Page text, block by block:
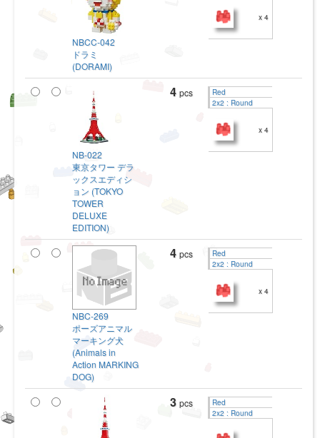
NBCC-042
ドラミ
(DORAMI)
x 4
NB-022
東京タワー デラ
ックスエディシ
ョン (TOKYO
TOWER
DELUXE
EDITION)
4 pcs
Red
2x2 : Round
x 4
NBC-269
ポーズアニマル
マーキング犬
(Animals in
Action MARKING
DOG)
4 pcs
Red
2x2 : Round
x 4
3 pcs
Red
2x2 : Round